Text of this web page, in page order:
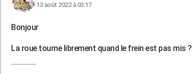
13 août 2022 à 03:17
Bonjour
La roue tourne librement quand le frein est pas mis ?